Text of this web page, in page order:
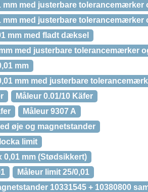
mm med justerbare
mm med justerbare
mm med fladt dæksel
mm med justerbare tolerancemærker
mm
mm med justerbare
Måleur 0.01/10 Käfer
Måleur 9307 A
øje og magnetstander
limit
0,01 mm (Stødsikkert)
Måleur limit 25/0,01
10331545 + 10380800